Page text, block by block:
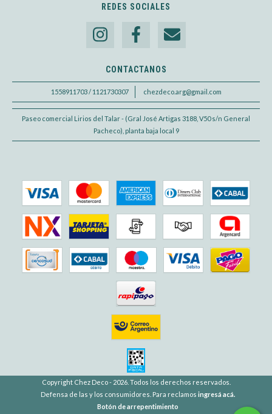
REDES SOCIALES
CONTACTANOS
1558911703 / 1121730307 chezdeco.arg@gmail.com
Paseo comercial Lirios del Talar - (Gral José Artigas 3188, V50 s/n General
Pacheco), planta baja local 9
Copyright Chez Deco - 2026. Todos los derechos reservados.
Defensa de las y los consumidores. Para reclamos ingresá acá.
Botón de arrepentimiento